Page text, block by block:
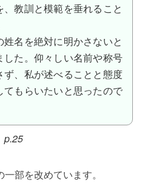
教訓と模範を垂れること
名を絶対に明かさないと
た。仰々しい名前や称号
、私が述べることと態度
もらいたいと思ったので
p.25
部を改めています。